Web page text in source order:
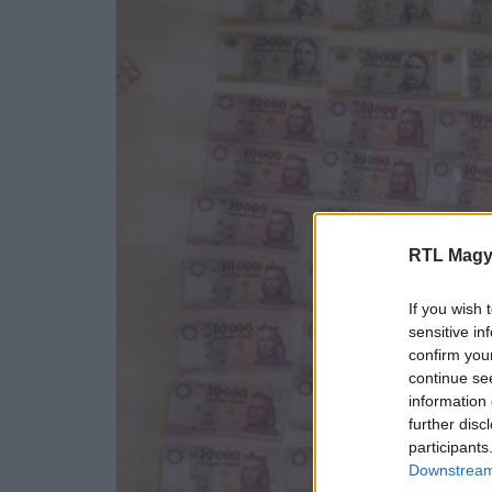
RTL
If you wish
sensitive
confirm
continue
information
further